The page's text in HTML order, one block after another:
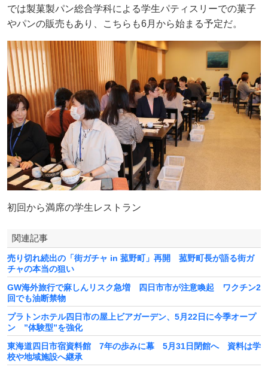
では製菓製パン総合学科による学生パティスリーでの菓子
やパンの販売もあり、こちらも6月から始まる予定だ。
初回から満席の学生レストラン
関連記事
売り切れ続出の「街ガチャ in 菰野町」再開 菰野町長が語る街ガ
チャの本当の狙い
GW海外旅行で麻しんリスク急増 四日市市が注意喚起 ワクチン2
回でも油断禁物
プラトンホテル四日市の屋上ビアガーデン、5月22日に今季オープ
ン ”体験型”を強化
東海道四日市宿資料館 7年の歩みに幕 5月31日閉館へ 資料は学
校や地域施設へ継承